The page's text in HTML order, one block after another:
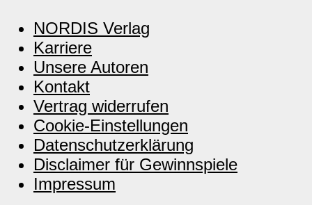
NORDIS Verlag
Karriere
Unsere Autoren
Kontakt
Vertrag widerrufen
Cookie-Einstellungen
Datenschutzerklärung
Disclaimer für Gewinnspiele
Impressum